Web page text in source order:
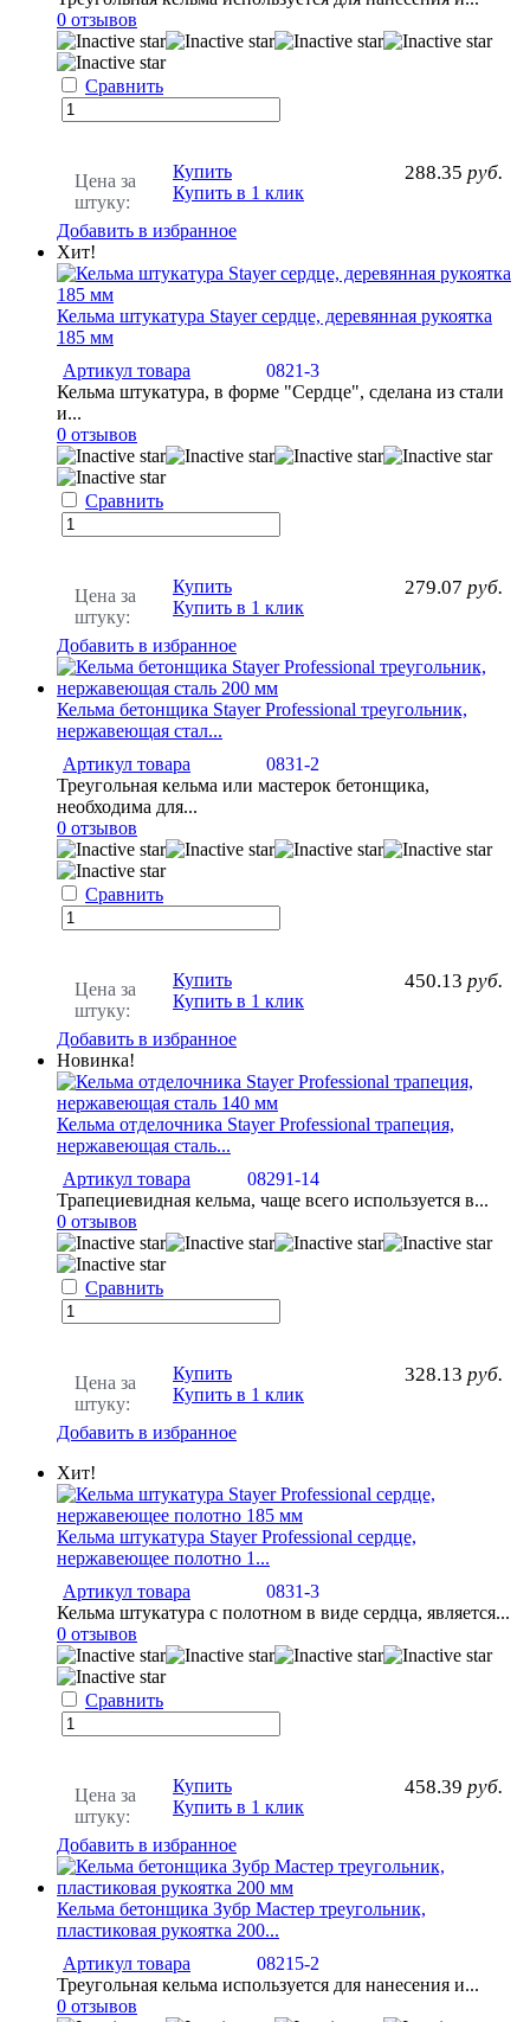
0 отзывов
Сравнить
Цена за
штуку:
288.35 руб.
Купить
Купить в 1 клик
Добавить в избранное
Хит!
Кельма штукатура Stayer сердце, деревянная рукоятка
185 мм
Артикул товара
0821-3
Кельма штукатура, в форме "Сердце", сделана из стали
и...
0 отзывов
Сравнить
Цена за
штуку:
279.07 руб.
Купить
Купить в 1 клик
Добавить в избранное
Кельма бетонщика Stayer Professional треугольник,
нержавеющая стал...
Артикул товара
0831-2
Треугольная кельма или мастерок бетонщика,
необходима для...
0 отзывов
Сравнить
Цена за
штуку:
450.13 руб.
Купить
Купить в 1 клик
Добавить в избранное
Новинка!
Кельма отделочника Stayer Professional трапеция,
нержавеющая сталь...
Артикул товара
08291-14
Трапециевидная кельма, чаще всего используется в...
0 отзывов
Сравнить
Цена за
штуку:
328.13 руб.
Купить
Купить в 1 клик
Добавить в избранное
Хит!
Кельма штукатура Stayer Professional сердце,
нержавеющее полотно 1...
Артикул товара
0831-3
Кельма штукатура с полотном в виде сердца, является...
0 отзывов
Сравнить
Цена за
штуку:
458.39 руб.
Купить
Купить в 1 клик
Добавить в избранное
Кельма бетонщика Зубр Мастер треугольник,
пластиковая рукоятка 200...
Артикул товара
08215-2
Треугольная кельма используется для нанесения и...
0 отзывов